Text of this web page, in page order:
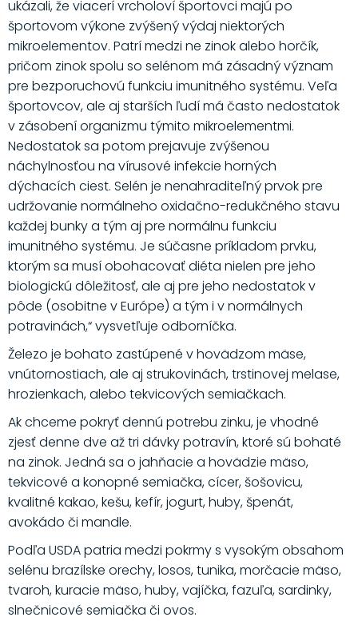
ukázali, že viacerí vrcholoví športovci majú po
športovom výkone zvýšený výdaj niektorých
mikroelementov. Patrí medzi ne zinok alebo horčík,
pričom zinok spolu so selénom má zásadný význam
pre bezporuchovú funkciu imunitného systému. Veľa
športovcov, ale aj starších ľudí má často nedostatok
v zásobení organizmu týmito mikroelementmi.
Nedostatok sa potom prejavuje zvýšenou
náchylnosťou na vírusové infekcie horných
dýchacích ciest. Selén je nenahraditeľný prvok pre
udržovanie normálneho oxidačno-redukčného stavu
každej bunky a tým aj pre normálnu funkciu
imunitného systému. Je súčasne príkladom prvku,
ktorým sa musí obohacovať diéta nielen pre jeho
biologickú dôležitosť, ale aj pre jeho nedostatok v
pôde (osobitne v Európe) a tým i v normálnych
potravinách,“ vysvetľuje odborníčka.
Železo je bohato zastúpené v hovädzom mäse,
vnútornostiach, ale aj strukovinách, trstinovej melase,
hrozienkach, alebo tekvicových semiačkach.
Ak chceme pokryť dennú potrebu zinku, je vhodné
zjesť denne dve až tri dávky potravín, ktoré sú bohaté
na zinok. Jedná sa o jahňacie a hovädzie mäso,
tekvicové a konopné semiačka, cícer, šošovicu,
kvalitné kakao, kešu, kefír, jogurt, huby, špenát,
avokádo či mandle.
Podľa USDA patria medzi pokrmy s vysokým obsahom
selénu brazílske orechy, losos, tunika, morčacie mäso,
tvaroh, kuracie mäso, huby, vajíčka, fazuľa, sardinky,
slnečnicové semiačka či ovos.